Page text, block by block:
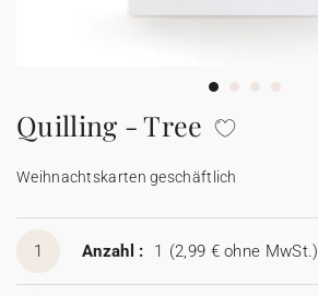
Aufkleber
Quilling - Tree
Weihnachtskarten geschäftlich
1 Anzahl : 1 (2,99 € ohne MwSt.)